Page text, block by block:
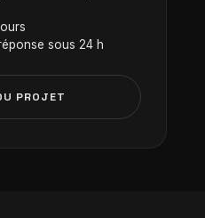
sous 24 h
PROJET